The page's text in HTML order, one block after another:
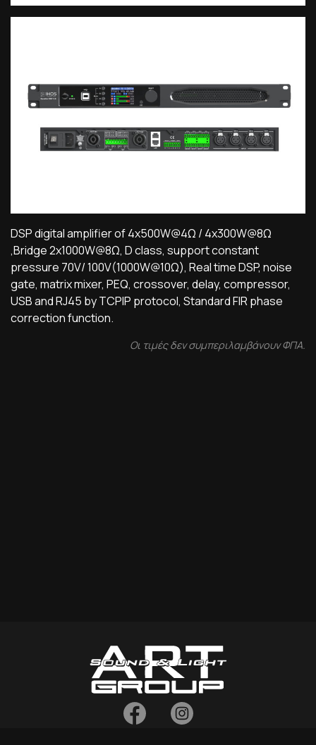
DSP digital amplifier of 4x500W@4Ω / 4x300W@8Ω
,Bridge 2x1000W@8Ω, D class, support constant
pressure 70V/ 100V(1000W@10Ω), Real time DSP, noise
gate, matrix mixer, PEQ, crossover, delay, compressor,
USB and RJ45 by TCPIP protocol, Standard FIR phase
correction function.
Οι τιμές δεν συμπεριλαμβάνουν ΦΠΑ.